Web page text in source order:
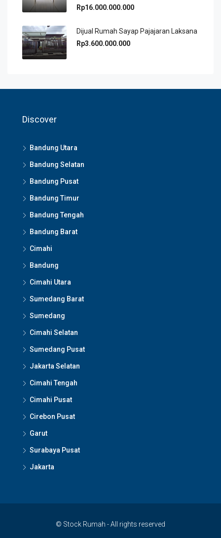
Rp16.000.000.000
Dijual Rumah Sayap Pajajaran Laksana
Rp3.600.000.000
Discover
Bandung Utara
Bandung Selatan
Bandung Pusat
Bandung Timur
Bandung Tengah
Bandung Barat
Cimahi
Bandung
Cimahi Utara
Sumedang Barat
Sumedang
Cimahi Selatan
Sumedang Pusat
Jakarta Selatan
Cimahi Tengah
Cimahi Pusat
Cirebon Pusat
Garut
Surabaya Pusat
Jakarta
© Stock Rumah - All rights reserved